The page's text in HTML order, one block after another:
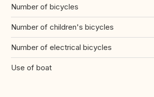
Number of bicycles
Number of children's bicycles
Number of electrical bicycles
Use of boat